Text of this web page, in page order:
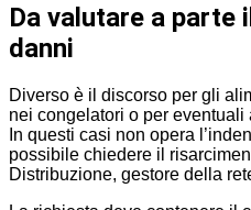
Da valutare a parte
danni
Diverso è il discorso per gli
nei congelatori o per
In questi casi non opera
possibile chiedere il
Distribuzione, gestore della